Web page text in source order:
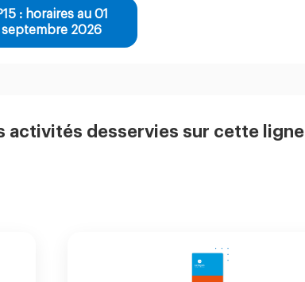
: horaires au 01
septembre 2026
activités desservies sur cette ligne